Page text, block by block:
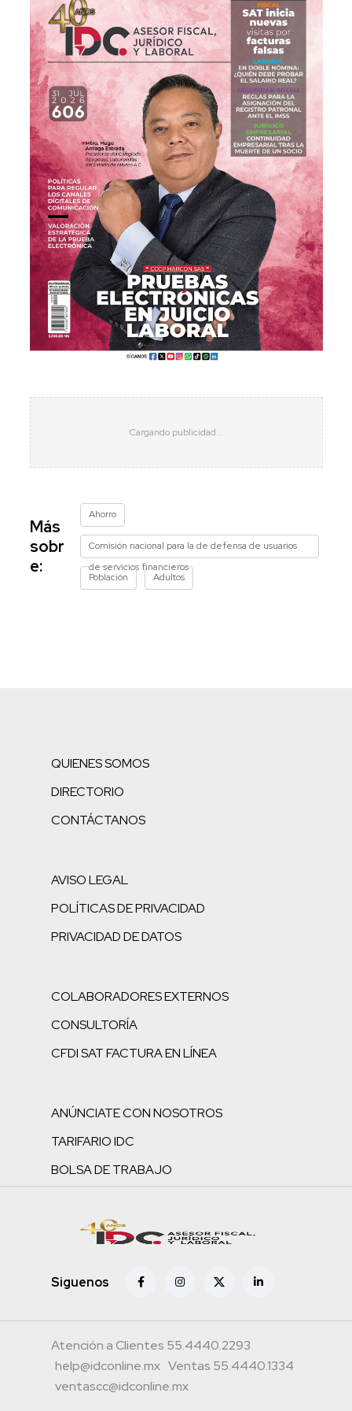
Más
sobr
e:
Ahorro
Comisión nacional para la de defensa de usuarios
de servicios financieros
Población
Adultos
QUIENES SOMOS
DIRECTORIO
CONTÁCTANOS
AVISO LEGAL
POLÍTICAS DE PRIVACIDAD
PRIVACIDAD DE DATOS
COLABORADORES EXTERNOS
CONSULTORÍA
CFDI SAT FACTURA EN LÍNEA
ANÚNCIATE CON NOSOTROS
TARIFARIO IDC
BOLSA DE TRABAJO
Siguenos
Atención a Clientes 55.4440.2293
help@idconline.mx Ventas 55.4440.1334
ventascc@idconline.mx